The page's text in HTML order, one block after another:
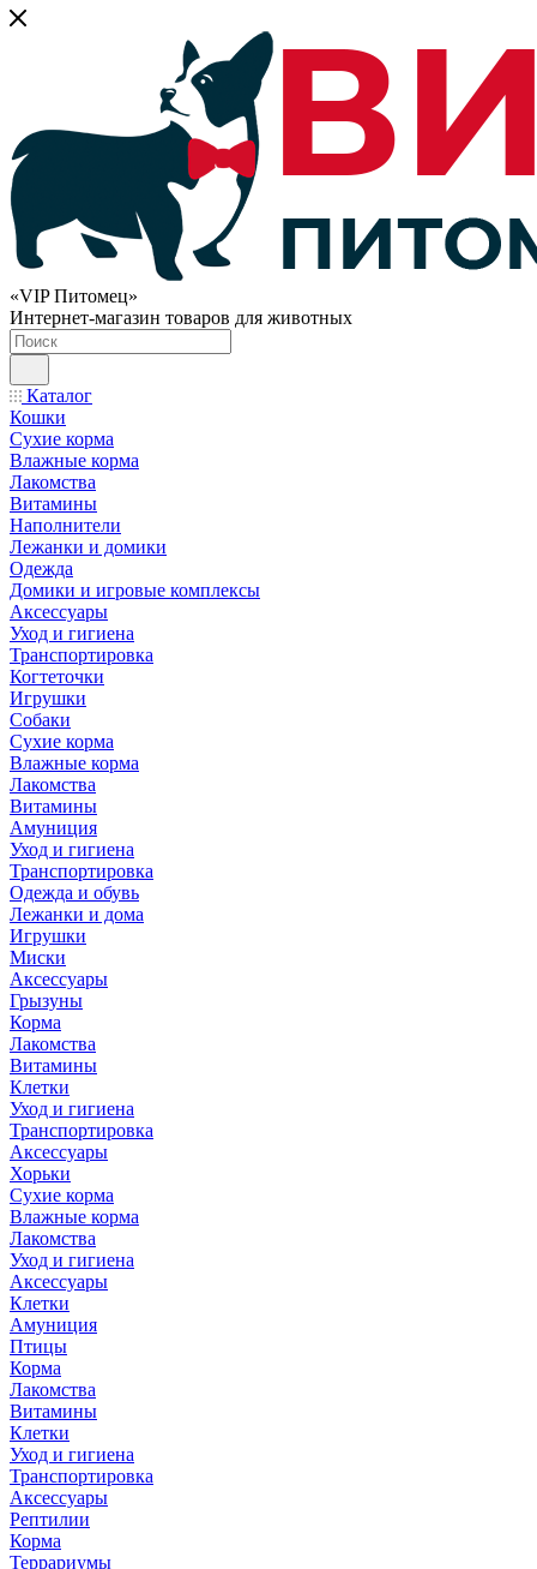
«VIP Питомец»
Интернет-магазин товаров для животных
Каталог
Кошки
Сухие корма
Влажные корма
Лакомства
Витамины
Наполнители
Лежанки и домики
Одежда
Домики и игровые комплексы
Аксессуары
Уход и гигиена
Транспортировка
Когтеточки
Игрушки
Собаки
Сухие корма
Влажные корма
Лакомства
Витамины
Амуниция
Уход и гигиена
Транспортировка
Одежда и обувь
Лежанки и дома
Игрушки
Миски
Аксессуары
Грызуны
Корма
Лакомства
Витамины
Клетки
Уход и гигиена
Транспортировка
Аксессуары
Хорьки
Сухие корма
Влажные корма
Лакомства
Уход и гигиена
Аксессуары
Клетки
Амуниция
Птицы
Корма
Лакомства
Витамины
Клетки
Уход и гигиена
Транспортировка
Аксессуары
Рептилии
Корма
Террариумы